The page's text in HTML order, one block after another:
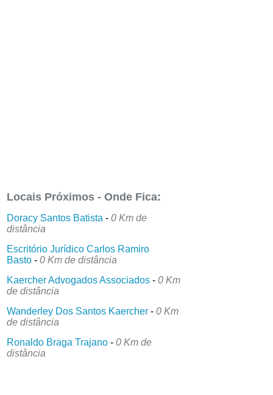
Locais Próximos - Onde Fica:
Doracy Santos Batista -0 Km de
distância
Escritório Jurídico Carlos Ramiro
Basto -0 Km de distância
Kaercher Advogados Associados -0 Km
de distância
Wanderley Dos Santos Kaercher -0 Km
de distância
Ronaldo Braga Trajano -0 Km de
distância